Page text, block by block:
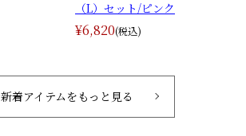
（L）セット/ピンク
¥6,820(税込)
新着アイテムをもっと見る